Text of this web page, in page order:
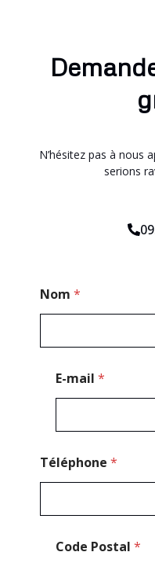
N’hésitez pas à nous
serions
Nom *
E-mail *
Téléphone *
Code Postal *